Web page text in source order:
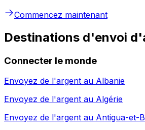
Commencez maintenant
Destinations d'envoi
Connecter le monde
Envoyez de l'argent au Albanie
Envoyez de l'argent au Algérie
Envoyez de l'argent au Antigua-et-